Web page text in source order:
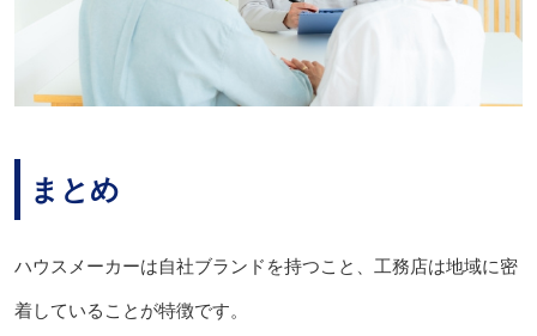
まとめ
ハウスメーカーは自社ブランドを持つこと、工務店は地域に密
着していることが特徴です。